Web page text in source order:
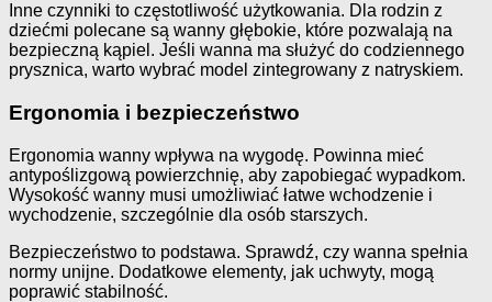
Inne czynniki to częstotliwość użytkowania. Dla rodzin z
dziećmi polecane są wanny głębokie, które pozwalają na
bezpieczną kąpiel. Jeśli wanna ma służyć do codziennego
prysznica, warto wybrać model zintegrowany z natryskiem.
Ergonomia i bezpieczeństwo
Ergonomia wanny wpływa na wygodę. Powinna mieć
antypoślizgową powierzchnię, aby zapobiegać wypadkom.
Wysokość wanny musi umożliwiać łatwe wchodzenie i
wychodzenie, szczególnie dla osób starszych.
Bezpieczeństwo to podstawa. Sprawdź, czy wanna spełnia
normy unijne. Dodatkowe elementy, jak uchwyty, mogą
poprawić stabilność.